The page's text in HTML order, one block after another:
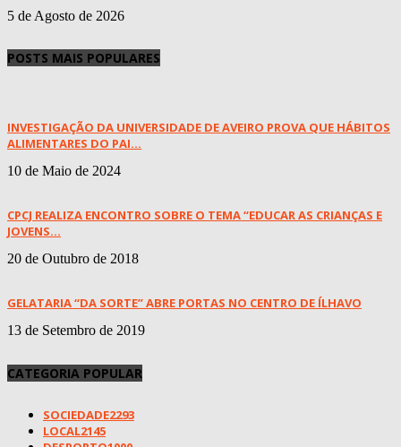
5 de Agosto de 2026
POSTS MAIS POPULARES
INVESTIGAÇÃO DA UNIVERSIDADE DE AVEIRO PROVA QUE HÁBITOS
ALIMENTARES DO PAI...
10 de Maio de 2024
CPCJ REALIZA ENCONTRO SOBRE O TEMA “EDUCAR AS CRIANÇAS E
JOVENS...
20 de Outubro de 2018
GELATARIA “DA SORTE” ABRE PORTAS NO CENTRO DE ÍLHAVO
13 de Setembro de 2019
CATEGORIA POPULAR
SOCIEDADE2293
LOCAL2145